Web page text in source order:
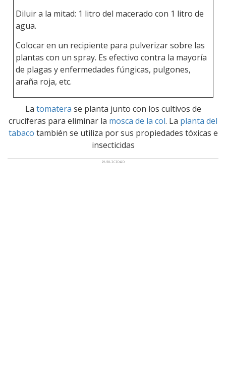
Diluir a la mitad: 1 litro del macerado con 1 litro de
agua.
Colocar en un recipiente para pulverizar sobre las
plantas con un spray. Es efectivo contra la mayoría
de plagas y enfermedades fúngicas, pulgones,
araña roja, etc.
La tomatera se planta junto con los cultivos de
crucíferas para eliminar la mosca de la col. La planta del
tabaco también se utiliza por sus propiedades tóxicas e
insecticidas